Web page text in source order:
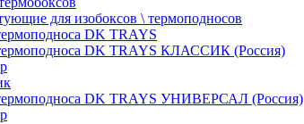
для изобоксов \ термоподносов
DK TRAYS
DK TRAYS КЛАССИК (Россия)
DK TRAYS УНИВЕРСАЛ (Россия)